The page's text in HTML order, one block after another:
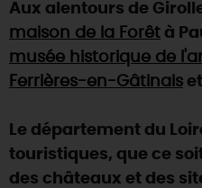
Des sorties en
Programme des
Aux alentours de
maison de la Forêt à
musée historique de
Ferrières-en-Gâtinais
Le département du
touristiques, que ce
des châteaux et des